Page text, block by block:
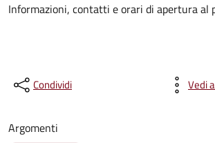
Informazioni, contatti e orari di apertura al
Condividi Vedi
Argomenti